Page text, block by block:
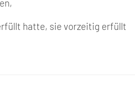
hatte, sie vorzeitig erfüllt